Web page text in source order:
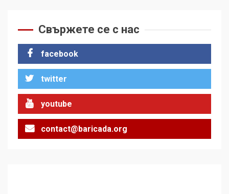
Свържете се с нас
facebook
twitter
youtube
contact@baricada.org